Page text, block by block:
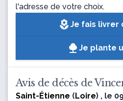
l'adresse de votre choix.
local_floristJe fais livrer
Je plante
Avis de décès de
Saint-Étienne (Loire) , le